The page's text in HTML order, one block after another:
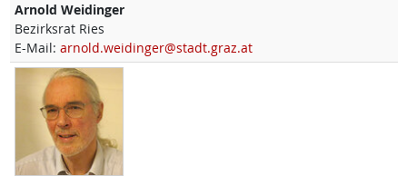
Arnold Weidinger
Bezirksrat Ries
E-Mail: arnold.weidinger@stadt.graz.at